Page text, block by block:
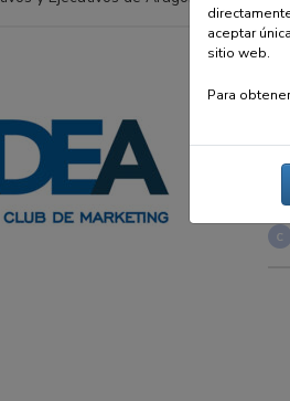
aceptar
sitio web.
Para